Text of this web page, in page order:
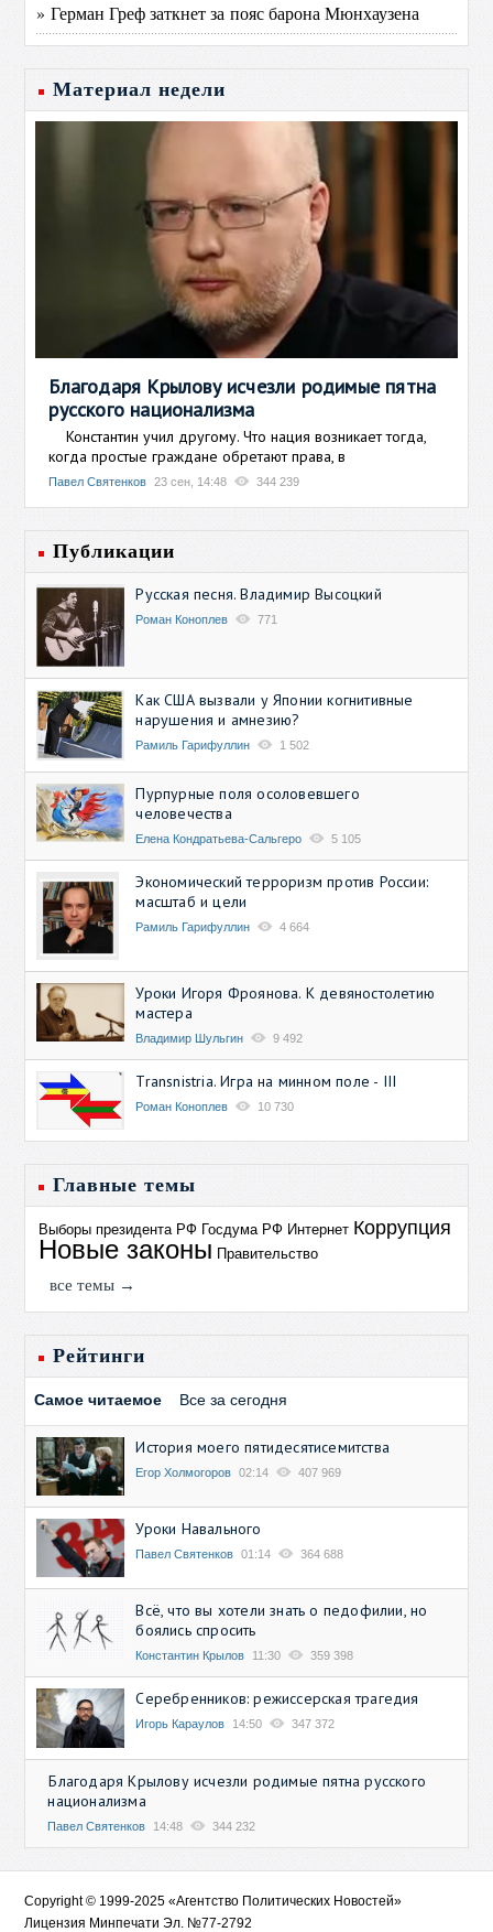
» Герман Греф заткнет за пояс барона Мюнхаузена
Материал недели
Благодаря Крылову исчезли родимые пятна
русского национализма
Константин учил другому. Что нация возникает тогда,
когда простые граждане обретают права, в
Павел Святенков 23 сен, 14:48 344 239
Публикации
Русская песня. Владимир Высоцкий
Роман Коноплев 771
Как США вызвали у Японии когнитивные
нарушения и амнезию?
Рамиль Гарифуллин 1 502
Пурпурные поля осоловевшего
человечества
Елена Кондратьева-Сальгеро 5 105
Экономический терроризм против России:
масштаб и цели
Рамиль Гарифуллин 4 664
Уроки Игоря Фроянова. К девяностолетию
мастера
Владимир Шульгин 9 492
Transnistria. Игра на минном поле - III
Роман Коноплев 10 730
Главные темы
Выборы президента РФ Госдума РФ Интернет Коррупция
Новые законы Правительство
все темы →
Рейтинги
Самое читаемое Все за сегодня
История моего пятидесятисемитства
Егор Холмогоров 02:14 407 969
Уроки Навального
Павел Святенков 01:14 364 688
Всё, что вы хотели знать о педофилии, но
боялись спросить
Константин Крылов 11:30 359 398
Серебренников: режиссерская трагедия
Игорь Караулов 14:50 347 372
Благодаря Крылову исчезли родимые пятна русского
национализма
Павел Святенков 14:48 344 232
Copyright © 1999-2025 «Агентство Политических Новостей»
Лицензия Минпечати Эл. №77-2792